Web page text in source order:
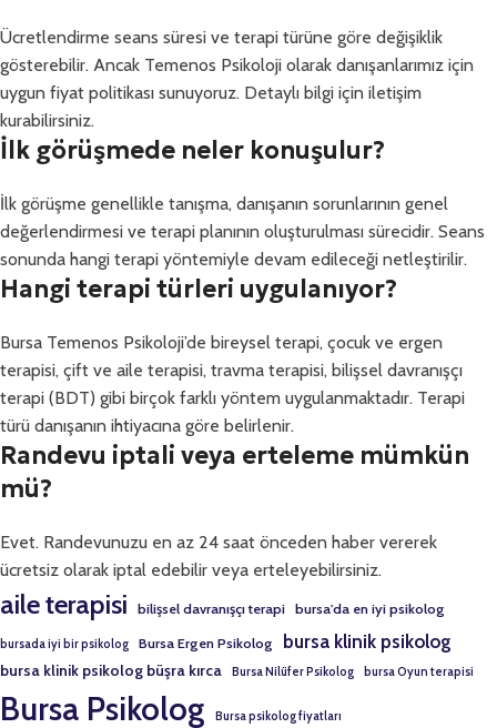
Ücretlendirme seans süresi ve terapi türüne göre değişiklik
gösterebilir. Ancak Temenos Psikoloji olarak danışanlarımız için
uygun fiyat politikası sunuyoruz. Detaylı bilgi için iletişim
kurabilirsiniz.
İlk görüşmede neler konuşulur?
İlk görüşme genellikle tanışma, danışanın sorunlarının genel
değerlendirmesi ve terapi planının oluşturulması sürecidir. Seans
sonunda hangi terapi yöntemiyle devam edileceği netleştirilir.
Hangi terapi türleri uygulanıyor?
Bursa Temenos Psikoloji’de bireysel terapi, çocuk ve ergen
terapisi, çift ve aile terapisi, travma terapisi, bilişsel davranışçı
terapi (BDT) gibi birçok farklı yöntem uygulanmaktadır. Terapi
türü danışanın ihtiyacına göre belirlenir.
Randevu iptali veya erteleme mümkün
mü?
Evet. Randevunuzu en az 24 saat önceden haber vererek
ücretsiz olarak iptal edebilir veya erteleyebilirsiniz.
aile terapisi bilişsel davranışçı terapi bursa'da en iyi psikolog
bursada iyi bir psikolog Bursa Ergen Psikolog bursa klinik psikolog
bursa klinik psikolog büşra kırca Bursa Nilüfer Psikolog bursa Oyun terapisi
Bursa Psikolog Bursa psikolog fiyatları